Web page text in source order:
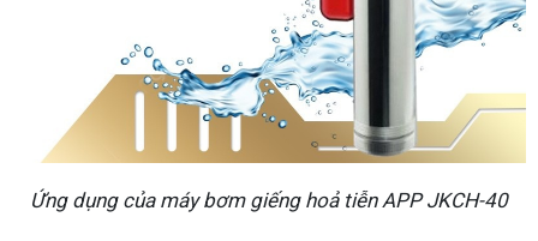
Ứng dụng của máy bơm giếng hoả tiễn APP JKCH-40